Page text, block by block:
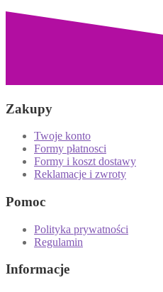
Zakupy
Twoje konto
Formy płatnosci
Formy i koszt dostawy
Reklamacje i zwroty
Pomoc
Polityka prywatności
Regulamin
Informacje